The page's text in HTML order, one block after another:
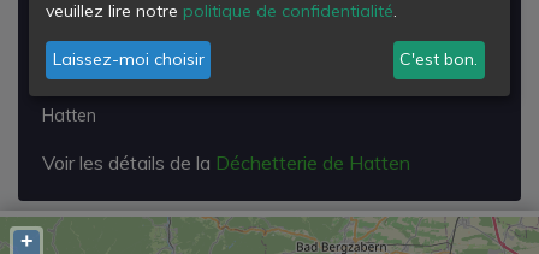
Déchetterie de Hatten
Rue du Stade
Hatten
Voir les détails de la Déchetterie de Hatten
+
veuillez lire notre politique de confidentialité.
Laissez-moi choisir C'est bon.